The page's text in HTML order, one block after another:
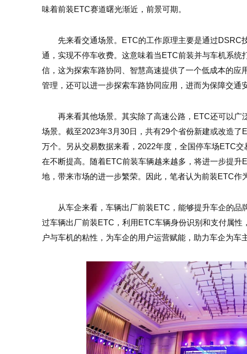
味着前装ETC赛道曙光渐近，前景可期。
先来看交通场景。ETC的工作原理主要是通过DSRC
通，实现不停车收费。这意味着当ETC前装并与车机系
信，这为探索车路协同、智慧高速提供了一个低成本的应
管理，还可以进一步探索车路协同应用，进而为保障交通
再来看其他场景。其实除了高速公路，ETC还可以
场景。截至2023年3月30日，共有29个省份新建或改造
万个。另从交易数据来看，2022年度，全国停车场ETC
在不断提高。随着ETC前装车辆越来越多，将进一步提
地，带来市场的进一步繁荣。因此，笔者认为前装ETC作
从车企来看，车辆出厂前装ETC，能够提升车企的品
过车辆出厂前装ETC，利用ETC车辆身份识别和支付属
户与车机的粘性，为车企的用户运营赋能，助力车企为车